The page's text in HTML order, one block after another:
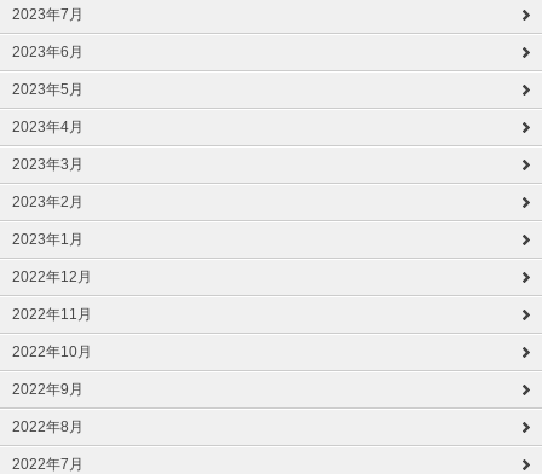
2023年7月
2023年6月
2023年5月
2023年4月
2023年3月
2023年2月
2023年1月
2022年12月
2022年11月
2022年10月
2022年9月
2022年8月
2022年7月